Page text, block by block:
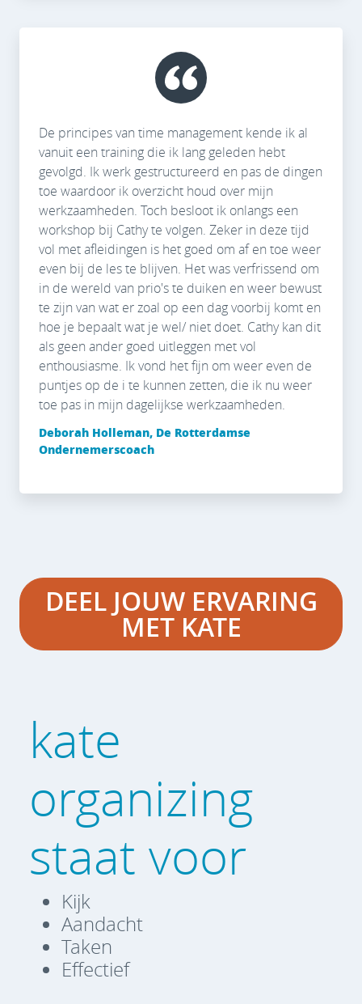
De principes van time management kende ik al
vanuit een training die ik lang geleden hebt
gevolgd. Ik werk gestructureerd en pas de dingen
toe waardoor ik overzicht houd over mijn
werkzaamheden. Toch besloot ik onlangs een
workshop bij Cathy te volgen. Zeker in deze tijd
vol met afleidingen is het goed om af en toe weer
even bij de les te blijven. Het was verfrissend om
in de wereld van prio's te duiken en weer bewust
te zijn van wat er zoal op een dag voorbij komt en
hoe je bepaalt wat je wel/ niet doet. Cathy kan dit
als geen ander goed uitleggen met vol
enthousiasme. Ik vond het fijn om weer even de
puntjes op de i te kunnen zetten, die ik nu weer
toe pas in mijn dagelijkse werkzaamheden.
Deborah Holleman, De Rotterdamse
Ondernemerscoach
DEEL JOUW ERVARING
MET KATE
kate
organizing
staat voor
Kijk
Aandacht
Taken
Effectief